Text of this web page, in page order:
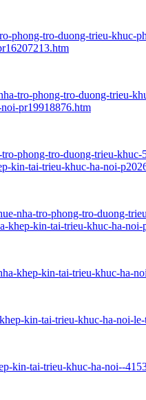
phong-tro-duong-trieu-khuc-
tro-phong-tro-duong-trieu-
pr19918876.htm
phong-tro-duong-trieu-
kin-tai-trieu-khuc-ha-noi-
nha-tro-phong-tro-duong-
khep-kin-tai-trieu-khuc-ha-noi-
khep-kin-tai-trieu-khuc-ha-
kin-tai-trieu-khuc-ha-noi-
kin-tai-trieu-khuc-ha-noi--